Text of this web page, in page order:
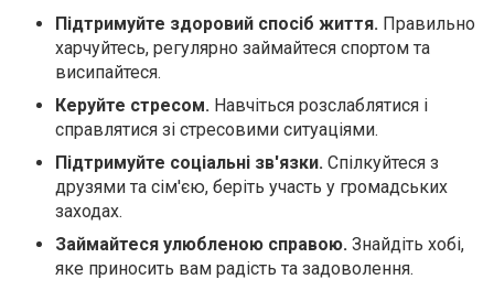
Підтримуйте здоровий спосіб життя. Правильно
харчуйтесь, регулярно займайтеся спортом та
висипайтеся.
Керуйте стресом. Навчіться розслаблятися і
справлятися зі стресовими ситуаціями.
Підтримуйте соціальні зв'язки. Спілкуйтеся з
друзями та сім'єю, беріть участь у громадських
заходах.
Займайтеся улюбленою справою. Знайдіть хобі,
яке приносить вам радість та задоволення.